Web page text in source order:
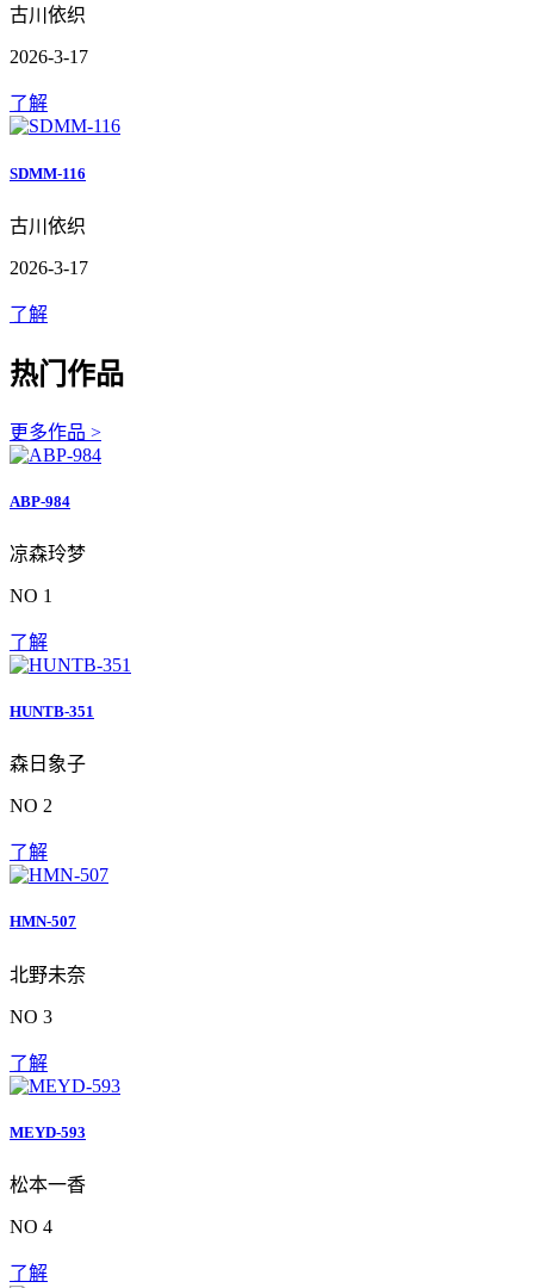
古川依织
2026-3-17
了解
SDMM-116
古川依织
2026-3-17
了解
热门作品
更多作品 >
ABP-984
凉森玲梦
NO 1
了解
HUNTB-351
森日象子
NO 2
了解
HMN-507
北野未奈
NO 3
了解
MEYD-593
松本一香
NO 4
了解